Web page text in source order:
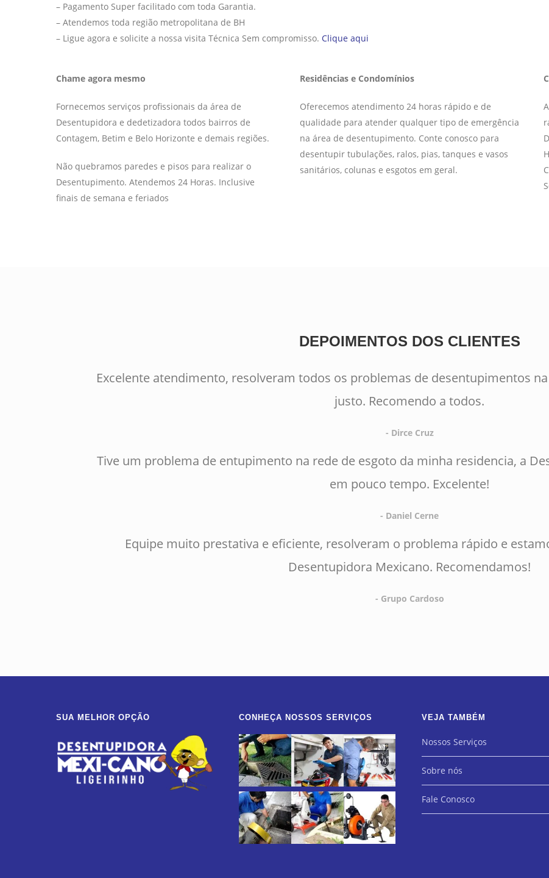
– Pagamento Super facilitado com toda Garantia.
– Atendemos toda região metropolitana de BH
– Ligue agora e solicite a nossa visita Técnica Sem compromisso. Clique aqui
Chame agora mesmo
Fornecemos serviços profissionais da área de
Desentupidora e dedetizadora todos bairros de
Contagem, Betim e Belo Horizonte e demais regiões.
Não quebramos paredes e pisos para realizar o
Desentupimento. Atendemos 24 Horas. Inclusive
finais de semana e feriados
Residências e Condomínios
Oferecemos atendimento 24 horas rápido e de
qualidade para atender qualquer tipo de emergência
na área de desentupimento. Conte conosco para
desentupir tubulações, ralos, pias, tanques e vasos
sanitários, colunas e esgotos em geral.
DEPOIMENTOS DOS CLIENTES
Excelente atendimento, resolveram todos os problemas de desentupimentos
justo. Recomendo a todos.
- Dirce Cruz
Tive um problema de entupimento na rede de esgoto da minha residencia, a
em pouco tempo. Excelente!
- Daniel Cerne
Equipe muito prestativa e eficiente, resolveram o problema rápido e
Desentupidora Mexicano. Recomendamos!
- Grupo Cardoso
SUA MELHOR OPÇÃO CONHEÇA NOSSOS SERVIÇOS VEJA TAMBÉM
Nossos Serviços
Sobre nós
Fale Conosco